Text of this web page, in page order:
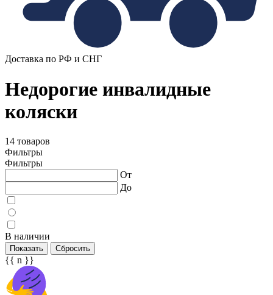
Доставка по РФ и СНГ
Недорогие инвалидные
коляски
14 товаров
Фильтры
Фильтры
От
До
В наличии
Показать Сбросить
{{ n }}